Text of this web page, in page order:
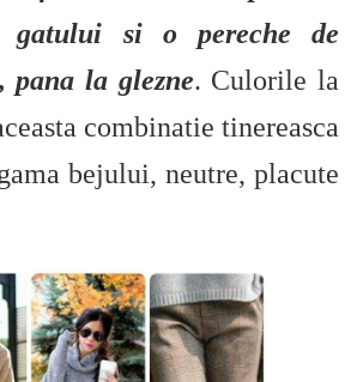
si o pereche de
pana la glezne. Culorile la
combinatie tinereasca
bejului, neutre, placute